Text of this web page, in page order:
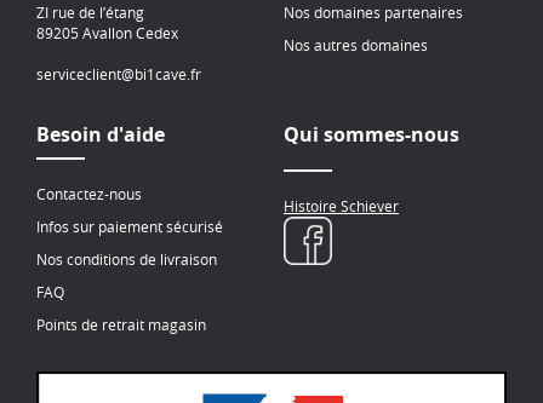
ZI rue de l’étang
89205 Avallon Cedex
serviceclient@bi1cave.fr
Nos domaines partenaires
Nos autres domaines
Besoin d'aide
Contactez-nous
Infos sur paiement sécurisé
Nos conditions de livraison
FAQ
Points de retrait magasin
Qui sommes-nous
Histoire Schiever